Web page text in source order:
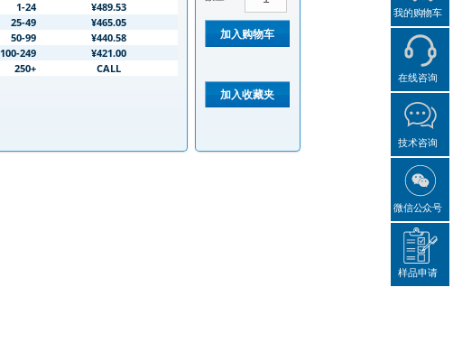
1-24
¥489.53
25-49
¥465.05
50-99
¥440.58
100-249
¥421.00
250+
CALL
我的购物车
在线咨询
技术咨询
微信公众号
样品申请